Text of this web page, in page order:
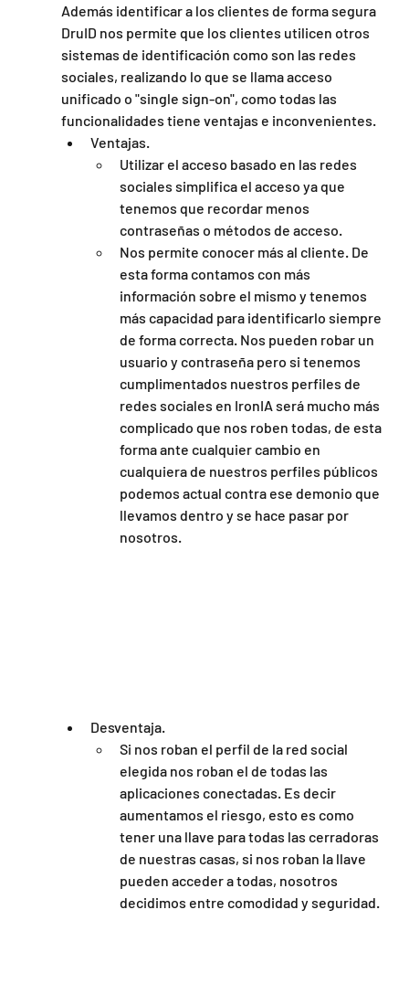
Además identificar a los clientes de forma segura
DruID nos permite que los clientes utilicen otros
sistemas de identificación como son las redes
sociales, realizando lo que se llama acceso
unificado o "single sign-on", como todas las
funcionalidades tiene ventajas e inconvenientes.
Ventajas.
Utilizar el acceso basado en las redes
sociales simplifica el acceso ya que
tenemos que recordar menos
contraseñas o métodos de acceso.
Nos permite conocer más al cliente. De
esta forma contamos con más
información sobre el mismo y tenemos
más capacidad para identificarlo siempre
de forma correcta. Nos pueden robar un
usuario y contraseña pero si tenemos
cumplimentados nuestros perfiles de
redes sociales en IronIA será mucho más
complicado que nos roben todas, de esta
forma ante cualquier cambio en
cualquiera de nuestros perfiles públicos
podemos actual contra ese demonio que
llevamos dentro y se hace pasar por
nosotros.
Desventaja.
Si nos roban el perfil de la red social
elegida nos roban el de todas las
aplicaciones conectadas. Es decir
aumentamos el riesgo, esto es como
tener una llave para todas las cerradoras
de nuestras casas, si nos roban la llave
pueden acceder a todas, nosotros
decidimos entre comodidad y seguridad.